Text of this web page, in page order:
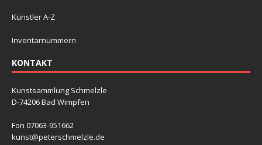
Künstler A-Z
Inventarnummern
KONTAKT
Kunstsammlung Schmelzle
D-74206 Bad Wimpfen
Fon 07063-951662
kunst@peterschmelzle.de